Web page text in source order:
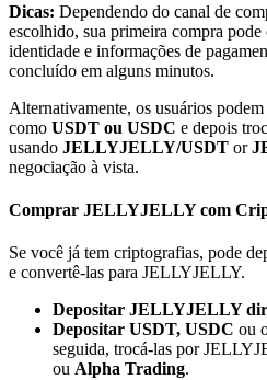
Convide um amigo para
Dicas: Dependendo do canal de
escolhido, sua primeira compra
identidade e informações de
concluído em alguns minutos.
Alternativamente, os usuários
como USDT ou USDC e depois
usando JELLYJELLY/USDT or
negociação à vista.
Comprar JELLYJELLY com
Se você já tem criptografias, pode
e convertê-las para JELLYJELLY.
Depositar JELLYJELLY
Depositar USDT, USDC ou
seguida, trocá-las por
ou Alpha Trading.